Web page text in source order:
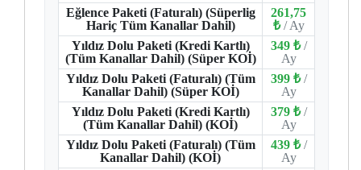
Eğlence Paketi (Faturalı) (Süperlig
Hariç Tüm Kanallar Dahil)
261,75
₺ / Ay
Yıldız Dolu Paketi (Kredi Kartlı)
(Tüm Kanallar Dahil) (Süper KOİ)
349 ₺ /
Ay
Yıldız Dolu Paketi (Faturalı) (Tüm
Kanallar Dahil) (Süper KOİ)
399 ₺ /
Ay
Yıldız Dolu Paketi (Kredi Kartlı)
(Tüm Kanallar Dahil) (KOİ)
379 ₺ /
Ay
Yıldız Dolu Paketi (Faturalı) (Tüm
Kanallar Dahil) (KOİ)
439 ₺ /
Ay